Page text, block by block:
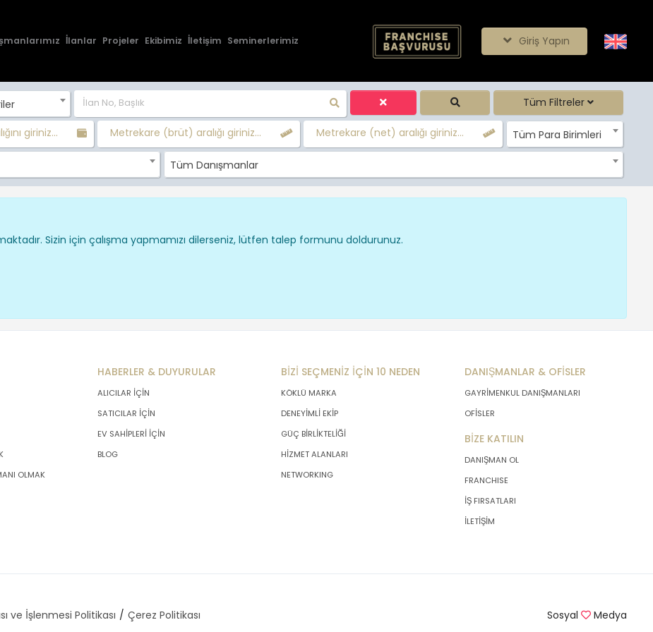
İlanlar Projeler Ekibimiz İletişim Seminerlerimiz Giriş Yapın
Tüm Filtreler
giriniz... Metrekare (brüt) aralığı giriniz... Metrekare (net) aralığı giriniz... Tüm Para Birimleri
Tüm Danışmanlar
Sizin için çalışma yapmamızı dilerseniz, lütfen talep formunu doldurunuz.
OLMAK
HABERLER & DUYURULAR
ALICILAR İÇİN
SATICILAR İÇİN
EV SAHİPLERİ İÇİN
BLOG
BİZİ SEÇMENİZ İÇİN 10 NEDEN
KÖKLÜ MARKA
DENEYİMLİ EKİP
GÜÇ BİRLİKTELİĞİ
HİZMET ALANLARI
NETWORKING
DANIŞMANLAR & OFİSLER
GAYRİMENKUL DANIŞMANLARI
OFİSLER
BİZE KATILIN
DANIŞMAN OL
FRANCHISE
İŞ FIRSATLARI
İLETİŞİM
ve İşlenmesi Politikası Çerez Politikası Sosyal Medya